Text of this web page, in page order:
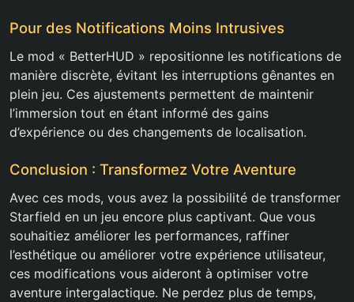
Pour des Notifications Moins Intrusives
Le mod « BetterHUD » repositionne les notifications de
manière discrète, évitant les interruptions gênantes en
plein jeu. Ces ajustements permettent de maintenir
l’immersion tout en étant informé des gains
d’expérience ou des changements de localisation.
Conclusion : Transformez Votre Aventure
Avec ces mods, vous avez la possibilité de transformer
Starfield en un jeu encore plus captivant. Que vous
souhaitiez améliorer les performances, raffiner
l’esthétique ou améliorer votre expérience utilisateur,
ces modifications vous aideront à optimiser votre
aventure intergalactique. Ne perdez plus de temps,